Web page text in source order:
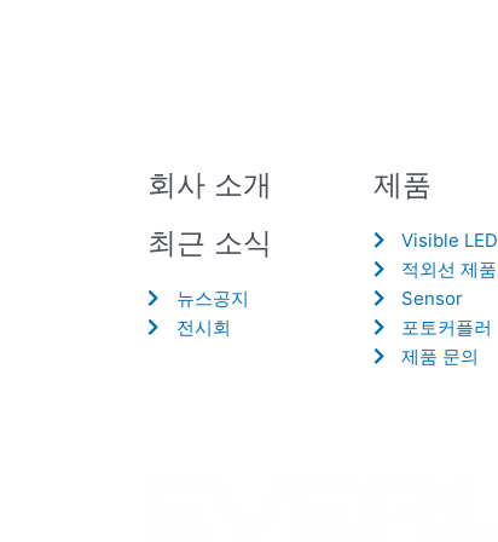
회사 소개
최근 소식
뉴스공지
전시회
제품
Visible LED
적외선 제품
Sensor
포토커플러
제품 문의